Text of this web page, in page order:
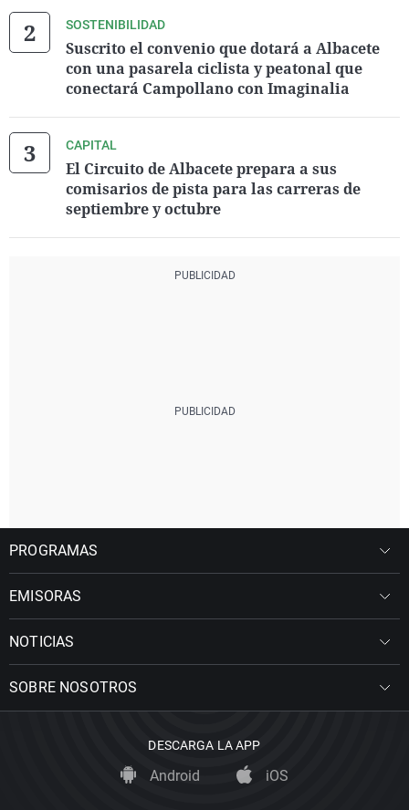
SOSTENIBILIDAD
Suscrito el convenio que dotará a Albacete
con una pasarela ciclista y peatonal que
conectará Campollano con Imaginalia
CAPITAL
El Circuito de Albacete prepara a sus
comisarios de pista para las carreras de
septiembre y octubre
PROGRAMAS
EMISORAS
NOTICIAS
SOBRE NOSOTROS
DESCARGA LA APP
Android iOS